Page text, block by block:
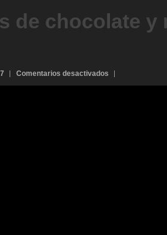
de chocolate y
Comentarios desactivados en
Magdalenas